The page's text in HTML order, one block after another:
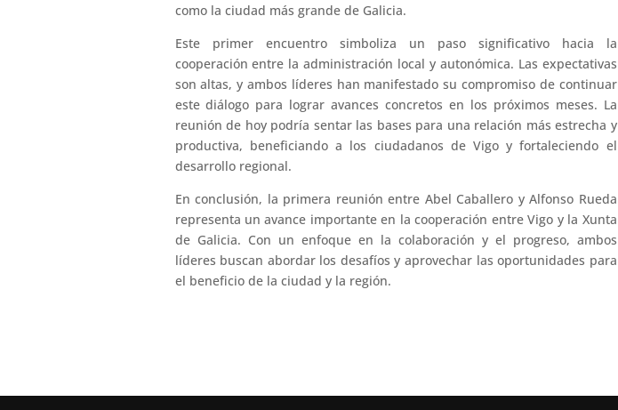
como la ciudad más grande de Galicia.
Este primer encuentro simboliza un paso significativo hacia la
cooperación entre la administración local y autonómica. Las expectativas
son altas, y ambos líderes han manifestado su compromiso de continuar
este diálogo para lograr avances concretos en los próximos meses. La
reunión de hoy podría sentar las bases para una relación más estrecha y
productiva, beneficiando a los ciudadanos de Vigo y fortaleciendo el
desarrollo regional.
En conclusión, la primera reunión entre Abel Caballero y Alfonso Rueda
representa un avance importante en la cooperación entre Vigo y la Xunta
de Galicia. Con un enfoque en la colaboración y el progreso, ambos
líderes buscan abordar los desafíos y aprovechar las oportunidades para
el beneficio de la ciudad y la región.